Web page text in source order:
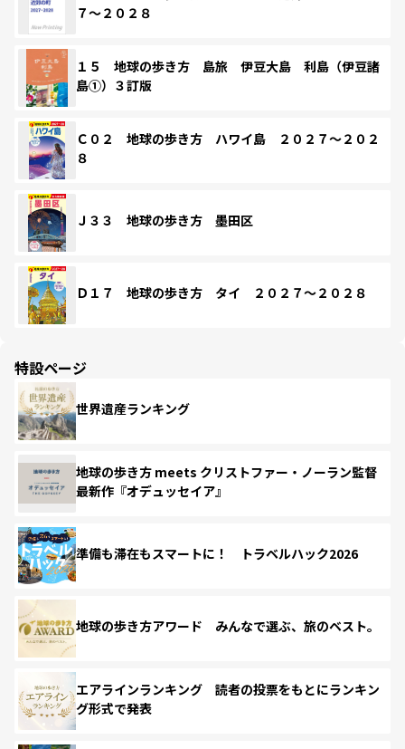
７～２０２８
１５ 地球の歩き方 島旅 伊豆大島 利島（伊豆諸
島①）３訂版
Ｃ０２ 地球の歩き方 ハワイ島 ２０２７～２０２
８
Ｊ３３ 地球の歩き方 墨田区
Ｄ１７ 地球の歩き方 タイ ２０２７～２０２８
特設ページ
世界遺産ランキング
地球の歩き方 meets クリストファー・ノーラン監督
最新作『オデュッセイア』
準備も滞在もスマートに！ トラベルハック2026
地球の歩き方アワード みんなで選ぶ、旅のベスト。
エアラインランキング 読者の投票をもとにランキン
グ形式で発表